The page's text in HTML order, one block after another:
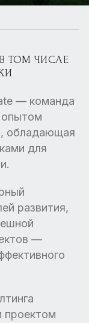
ТОМ ЧИСЛЕ
— команда
опытом
обладающая
для
развития,
—
проектом